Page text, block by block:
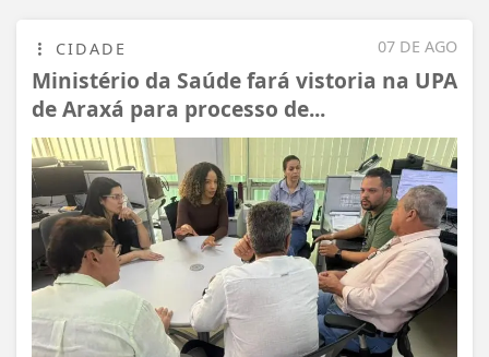
07 DE AGO
CIDADE
Ministério da Saúde fará vistoria na UPA
de Araxá para processo de...